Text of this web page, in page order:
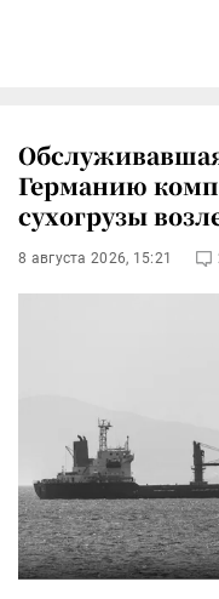
Германию
сухогрузы
8 августа 2026, 15:21